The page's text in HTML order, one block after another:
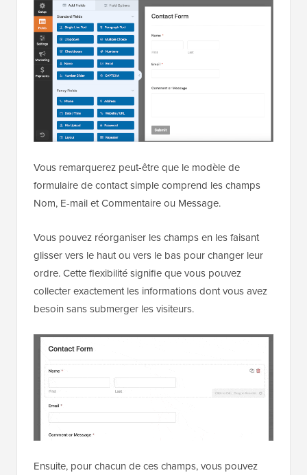
Vous remarquerez peut-être que le modèle de
formulaire de contact simple comprend les champs
Nom, E-mail et Commentaire ou Message.
Vous pouvez réorganiser les champs en les faisant
glisser vers le haut ou vers le bas pour changer leur
ordre. Cette flexibilité signifie que vous pouvez
collecter exactement les informations dont vous avez
besoin sans submerger les visiteurs.
Ensuite, pour chacun de ces champs, vous pouvez